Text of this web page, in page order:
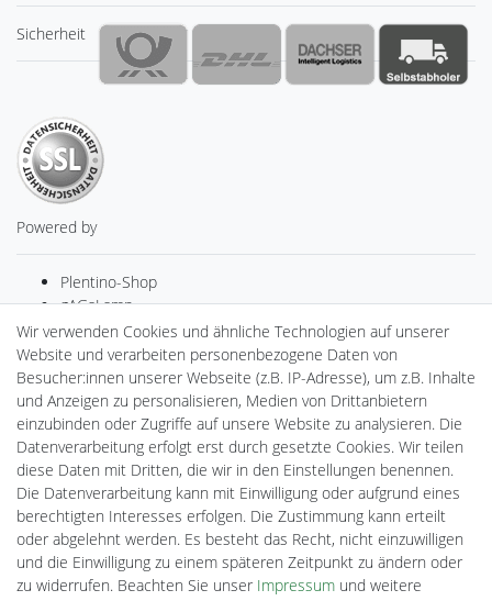
Sicherheit
Powered by
Plentino-Shop
gAGaLamp
Drohnenstore24
MeinUSB
Batteriespeicher
PlentiSolar
Gebrauchtlicht
Ledkauf
DEYESOLAR
Lightech Connect
CardanLight Europe
FORTIMO LEDs
Cardanlight-Shop
Wallbox24
Wir verwenden Cookies und ähnliche Technologien auf unserer
Website und verarbeiten personenbezogene Daten von
Besucher:innen unserer Webseite (z.B. IP-Adresse), um z.B. Inhalte
und Anzeigen zu personalisieren, Medien von Drittanbietern
einzubinden oder Zugriffe auf unsere Website zu analysieren. Die
Datenverarbeitung erfolgt erst durch gesetzte Cookies. Wir teilen
diese Daten mit Dritten, die wir in den Einstellungen benennen.
Die Datenverarbeitung kann mit Einwilligung oder aufgrund eines
berechtigten Interesses erfolgen. Die Zustimmung kann erteilt
oder abgelehnt werden. Es besteht das Recht, nicht einzuwilligen
und die Einwilligung zu einem späteren Zeitpunkt zu ändern oder
zu widerrufen. Beachten Sie unser Impressum und weitere